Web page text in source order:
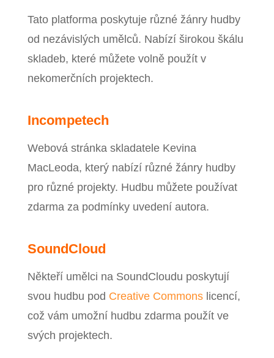
Tato platforma poskytuje různé žánry hudby
od nezávislých umělců. Nabízí širokou škálu
skladeb, které můžete volně použít v
nekomerčních projektech.
Incompetech
Webová stránka skladatele Kevina
MacLeoda, který nabízí různé žánry hudby
pro různé projekty. Hudbu můžete používat
zdarma za podmínky uvedení autora.
SoundCloud
Někteří umělci na SoundCloudu poskytují
svou hudbu pod Creative Commonslicencí,
což vám umožní hudbu zdarma použít ve
svých projektech.